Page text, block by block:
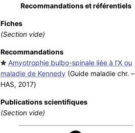
Recommandations et référentiels
Fiches
(Section vide)
Recommandations
Amyotrophie bulbo-spinale liée à l’X ou
maladie de Kennedy (Guide maladie chr. –
HAS, 2017)
Publications scientifiques
(Section vide)